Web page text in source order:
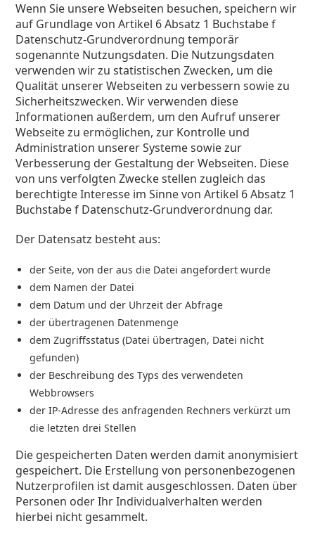
Wenn Sie unsere Webseiten besuchen, speichern wir
auf Grundlage von Artikel 6 Absatz 1 Buchstabe f
Datenschutz-Grundverordnung temporär
sogenannte Nutzungsdaten. Die Nutzungsdaten
verwenden wir zu statistischen Zwecken, um die
Qualität unserer Webseiten zu verbessern sowie zu
Sicherheitszwecken. Wir verwenden diese
Informationen außerdem, um den Aufruf unserer
Webseite zu ermöglichen, zur Kontrolle und
Administration unserer Systeme sowie zur
Verbesserung der Gestaltung der Webseiten. Diese
von uns verfolgten Zwecke stellen zugleich das
berechtigte Interesse im Sinne von Artikel 6 Absatz 1
Buchstabe f Datenschutz-Grundverordnung dar.
Der Datensatz besteht aus:
der Seite, von der aus die Datei angefordert wurde
dem Namen der Datei
dem Datum und der Uhrzeit der Abfrage
der übertragenen Datenmenge
dem Zugriffsstatus (Datei übertragen, Datei nicht
gefunden)
der Beschreibung des Typs des verwendeten
Webbrowsers
der IP-Adresse des anfragenden Rechners verkürzt um
die letzten drei Stellen
Die gespeicherten Daten werden damit anonymisiert
gespeichert. Die Erstellung von personenbezogenen
Nutzerprofilen ist damit ausgeschlossen. Daten über
Personen oder Ihr Individualverhalten werden
hierbei nicht gesammelt.